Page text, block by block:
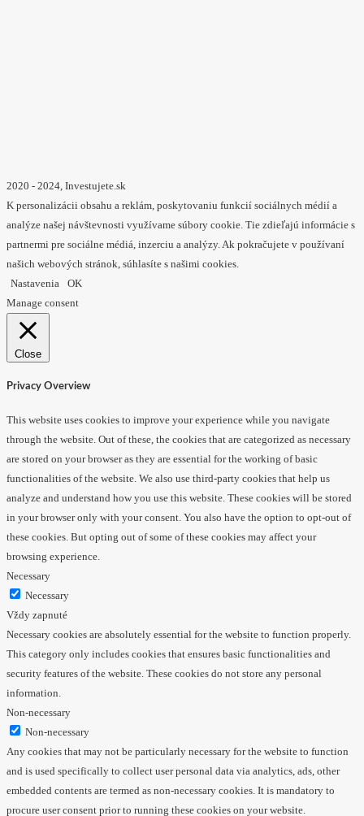
2020 - 2024, Investujete.sk
K personalizácii obsahu a reklám, poskytovaniu funkcií sociálnych médií a
analýze našej návštevnosti využívame súbory cookie. Tie zdieľajú informácie s
partnermi pre sociálne médiá, inzerciu a analýzy. Ak pokračujete v používaní
našich webových stránok, súhlasíte s našimi cookies.
Nastavenia
OK
Manage consent
Close
Privacy Overview
This website uses cookies to improve your experience while you navigate
through the website. Out of these, the cookies that are categorized as necessary
are stored on your browser as they are essential for the working of basic
functionalities of the website. We also use third-party cookies that help us
analyze and understand how you use this website. These cookies will be stored
in your browser only with your consent. You also have the option to opt-out of
these cookies. But opting out of some of these cookies may affect your
browsing experience.
Necessary
Necessary
Vždy zapnuté
Necessary cookies are absolutely essential for the website to function properly.
This category only includes cookies that ensures basic functionalities and
security features of the website. These cookies do not store any personal
information.
Non-necessary
Non-necessary
Any cookies that may not be particularly necessary for the website to function
and is used specifically to collect user personal data via analytics, ads, other
embedded contents are termed as non-necessary cookies. It is mandatory to
procure user consent prior to running these cookies on your website.